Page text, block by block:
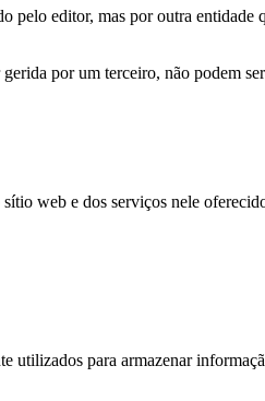
pelo editor, mas por outra entidade
por um terceiro, não podem
web e dos serviços nele
utilizados para armazenar